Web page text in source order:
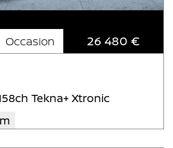
Occasion
26 480 €
Tekna+ Xtronic